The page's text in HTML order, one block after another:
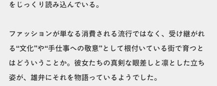
をじっくり読み込んでいる。
ファッションが単なる消費される流行ではなく、受け継がれ
る“文化”や“手仕事への敬意”として根付いている街で育つと
はどういうことか。彼女たちの真剣な眼差しと凛とした立ち
姿が、雄弁にそれを物語っているようでした。